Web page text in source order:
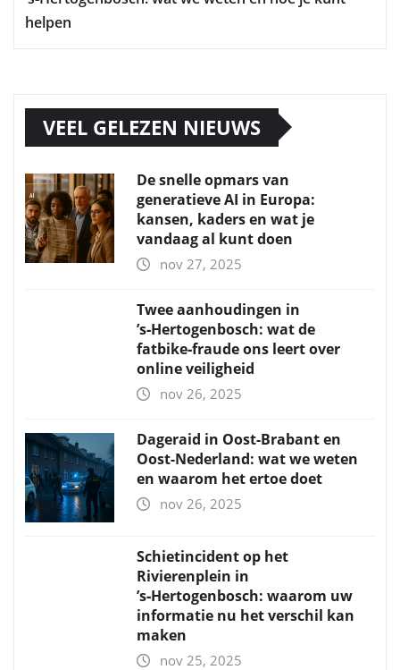
helpen
VEEL GELEZEN NIEUWS
De snelle opmars van
generatieve AI in Europa:
kansen, kaders en wat je
vandaag al kunt doen
nov 27, 2025
Twee aanhoudingen in
’s‑Hertogenbosch: wat de
fatbike‑fraude ons leert over
online veiligheid
nov 26, 2025
Dageraid in Oost-Brabant en
Oost-Nederland: wat we weten
en waarom het ertoe doet
nov 26, 2025
Schietincident op het
Rivierenplein in
’s‑Hertogenbosch: waarom uw
informatie nu het verschil kan
maken
nov 25, 2025